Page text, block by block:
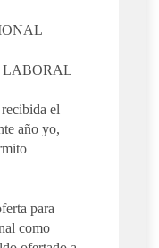
LABORAL
el
año yo,
para
como